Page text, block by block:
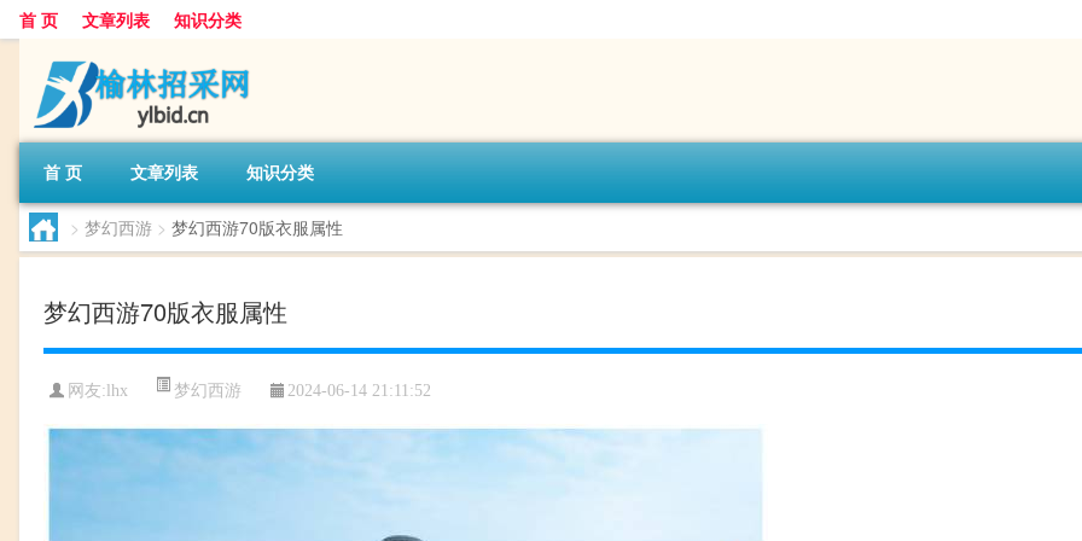
首 页 文章列表 知识分类
首 页 文章列表 知识分类
> 梦幻西游 > 梦幻西游70版衣服属性
梦幻西游70版衣服属性
网友: lhx 梦幻西游 2024-06-14 21:11:52